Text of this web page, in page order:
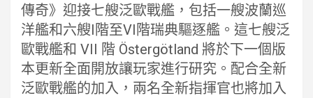
傳奇》迎接七艘泛歐戰艦，包括一艘波蘭巡
洋艦和六艘I階至VI階瑞典驅逐艦。這七艘泛
歐戰艦和 VII 階 Östergötland 將於下一個版
本更新全面開放讓玩家進行研究。配合全新
泛歐戰艦的加入，兩名全新指揮官也將加入